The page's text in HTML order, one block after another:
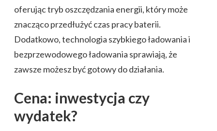
oferując tryb oszczędzania energii, który może
znacząco przedłużyć czas pracy baterii.
Dodatkowo, technologia szybkiego ładowania i
bezprzewodowego ładowania sprawiają, że
zawsze możesz być gotowy do działania.
Cena: inwestycja czy
wydatek?